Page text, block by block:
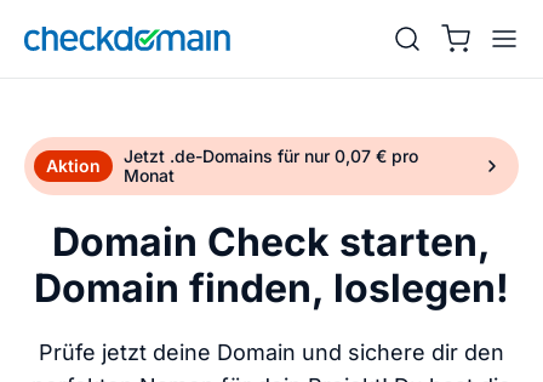
Aktion
Jetzt .de-Domains für nur 0,07 € pro
Monat
Domain Check starten,
Domain finden, loslegen!
Prüfe jetzt deine Domain und sichere dir den